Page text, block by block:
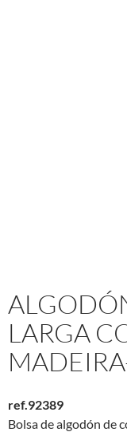
LARGA
ref.92389
Bolsa de algodón de